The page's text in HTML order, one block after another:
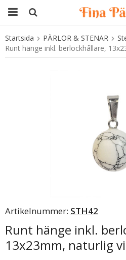
Produkten har blivit
Startsida PÄRLOR & STENAR
Runt hänge inkl. berlockhållare,
Artikelnummer: STH42
Runt hänge inkl.
13x23mm, naturlig